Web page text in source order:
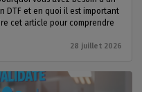
DTF et en quoi il est important
cet article pour comprendre
28 juillet 2026